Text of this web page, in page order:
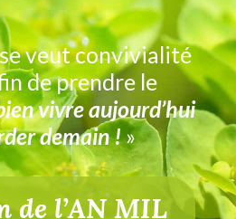
veut convivialité
de prendre le
vivre aujourd’hui
demain !»
de l’AN MIL